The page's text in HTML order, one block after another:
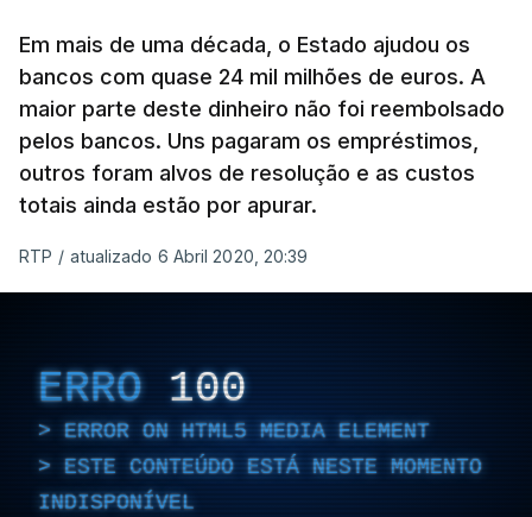
Em mais de uma década, o Estado ajudou os
bancos com quase 24 mil milhões de euros. A
maior parte deste dinheiro não foi reembolsado
pelos bancos. Uns pagaram os empréstimos,
outros foram alvos de resolução e as custos
totais ainda estão por apurar.
RTP / atualizado 6 Abril 2020, 20:39
ERRO 100
ERROR ON HTML5 MEDIA ELEMENT
ESTE CONTEÚDO ESTÁ NESTE MOMENTO
INDISPONÍVEL